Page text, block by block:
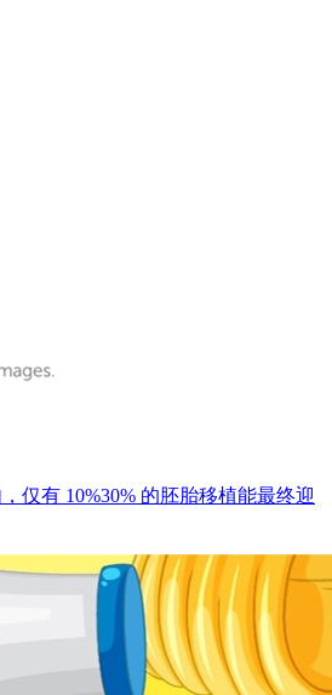
仅有 10%30% 的胚胎移植能最终迎